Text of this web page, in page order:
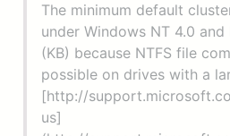
The minimum default
under Windows NT 4.0
(KB) because NTFS file
possible on drives with a
[http://
us]